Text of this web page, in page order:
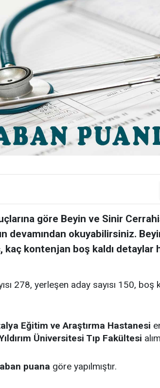
göre Beyin ve Sinir
devamından okuyabilirsiniz.
kaç kontenjan boş kaldı detaylar
278, yerleşen aday sayısı 150, boş
Eğitim ve Araştırma Hastanesi
Üniversitesi Tıp Fakültesi
puana göre yapılmıştır.